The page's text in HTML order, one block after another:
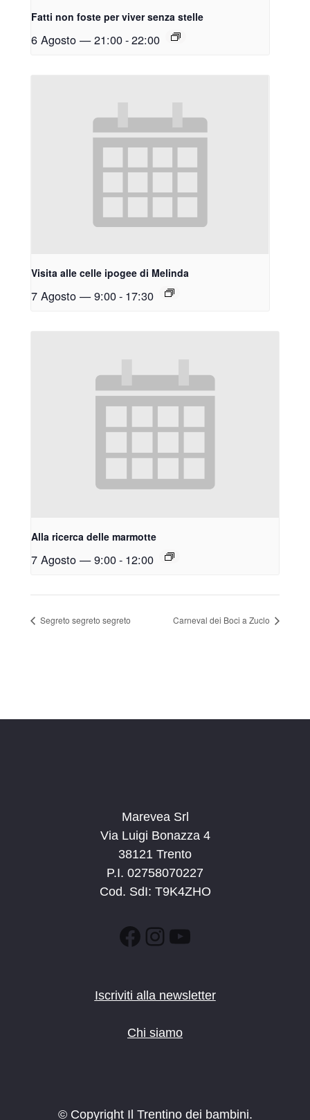
Fatti non foste per viver senza stelle
6 Agosto — 21:00-22:00
Visita alle celle ipogee di Melinda
7 Agosto — 9:00- 17:30
Alla ricerca delle marmotte
7 Agosto — 9:00- 12:00
Segreto segreto segreto Carneval dei Boci a Zuclo
Marevea Srl
Via Luigi Bonazza 4
38121 Trento
P.I. 02758070227
Cod. SdI: T9K4ZHO
Facebook
Instagram
YouTube
Iscriviti alla newsletter
Chi siamo
© Copyright Il Trentino dei bambini.